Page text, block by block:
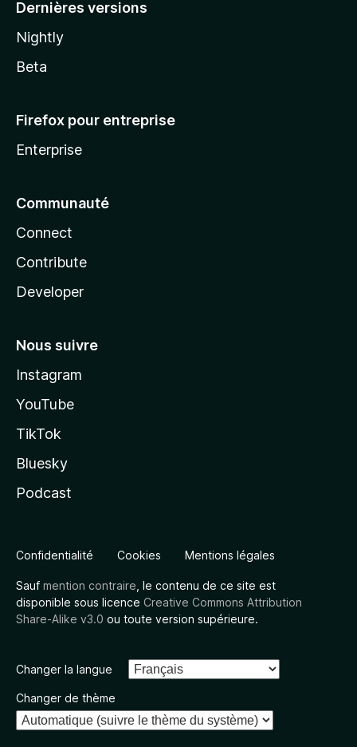
Dernières versions
Nightly
Beta
Firefox pour entreprise
Enterprise
Communauté
Connect
Contribute
Developer
Nous suivre
Instagram
YouTube
TikTok
Bluesky
Podcast
Confidentialité Cookies Mentions légales
Sauf mention contraire , le contenu de ce site est
disponible sous licence Creative Commons Attribution
Share-Alike v3.0 ou toute version supérieure.
Changer la langue
Changer de thème